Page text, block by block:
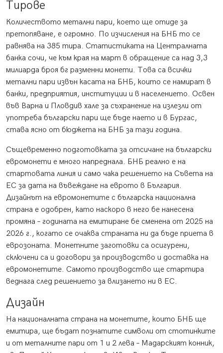
Тирове
Количеството метални пари, което ще отиде за
претопяване, е огромно. По изчисления на БНБ то се
равнява на 385 тира. Статистиката на Централната
банка сочи, че към края на март в обращение са над 3,3
милиарда броя бг разменни монети. Това са всички
метални пари извън касата на БНБ, които се намират в
банки, предприятия, институции и в населението. Освен
във Варна и Пловдив хале за съхранение на излезли от
употреба български пари ще бъде наето и в Бургас,
става ясно от бюджета на БНБ за тази година.
Същевременно подготовката за отсичане на български
евромонети е много напреднала. БНБ реално е на
стартовата линия и само чака решението на Съвета на
ЕС за дата на въвеждане на еврото в България.
Дизайнът на евромонетите с българска национална
страна е одобрен, като наскоро в него бе нанесена
промяна – годината на емитиране бе сменена от 2025 на
2026 г., когато се очаква страната ни да бъде приета в
еврозоната. Монетните заготовки са осигурени,
сключени са и договори за производство и доставка на
евромонетите. Самото производство ще стартира
веднага след решението за влизането ни в ЕС.
Дизайн
На националната страна на монетите, които БНБ ще
емитира, ще бъдат познатите символи от стотинките
и от металните пари от 1 и 2 лева – Мадарският конник,